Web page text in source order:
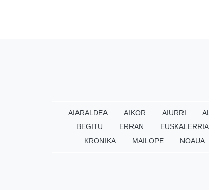
AIARALDEA AIKOR AIURRI
BEGITU
ERRAN
KRONIKA
MAILOPE NOAUA